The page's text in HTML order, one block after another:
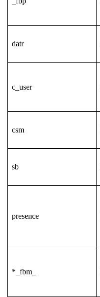
datr
c_user
csm
sb
presence
*_fbm_